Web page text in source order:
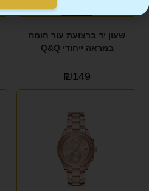
שעון יד ברצועת עור חומה
במראה ייחודי Q&Q
₪149